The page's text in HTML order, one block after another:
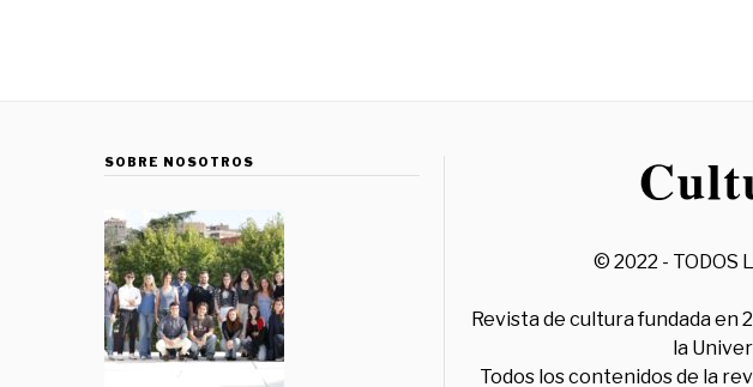
SOBRE NOSOTROS
© 2022 - TODOS
Revista de cultura fundada en
la
Todos los contenidos de la